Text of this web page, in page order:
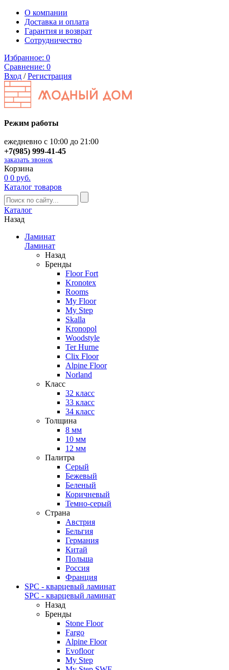
О компании
Доставка и оплата
Гарантия и возврат
Сотрудничество
Избранное: 0
Сравнение: 0
Вход /Регистрация
Режим работы
ежедневно с 10:00 до 21:00
+7(985) 999-41-45
заказать звонок
Корзина
0 0 руб.
Каталог товаров
Каталог
Назад
Ламинат
Ламинат
Назад
Бренды
Floor Fort
Kronotex
Rooms
My Floor
My Step
Skalla
Kronopol
Woodstyle
Ter Hurne
Clix Floor
Alpine Floor
Norland
Класс
32 класс
33 класс
34 класс
Толщина
8 мм
10 мм
12 мм
Палитра
Серый
Бежевый
Беленый
Коричневый
Темно-серый
Страна
Австрия
Бельгия
Германия
Китай
Польша
Россия
Франция
SPC - кварцевый ламинат
SPC - кварцевый ламинат
Назад
Бренды
Stone Floor
Fargo
Alpine Floor
Evofloor
My Step